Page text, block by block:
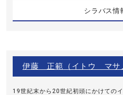
シラバス情
伊藤 正範（イトウ マサ
19世紀末から20世紀初頭にかけての